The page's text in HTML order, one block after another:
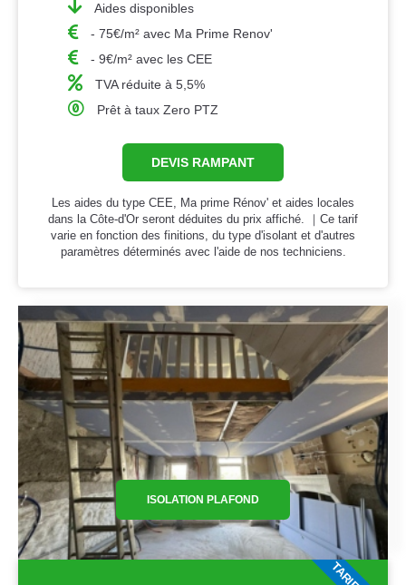
Aides disponibles
- 75€/m² avec Ma Prime Renov'
- 9€/m² avec les CEE
TVA réduite à 5,5%
Prêt à taux Zero PTZ
DEVIS RAMPANT
Les aides du type CEE, Ma prime Rénov' et aides locales
dans la Côte-d'Or seront déduites du prix affiché. ｜Ce tarif
varie en fonction des finitions, du type d'isolant et d'autres
paramètres déterminés avec l'aide de nos techniciens.
ISOLATION PLAFOND